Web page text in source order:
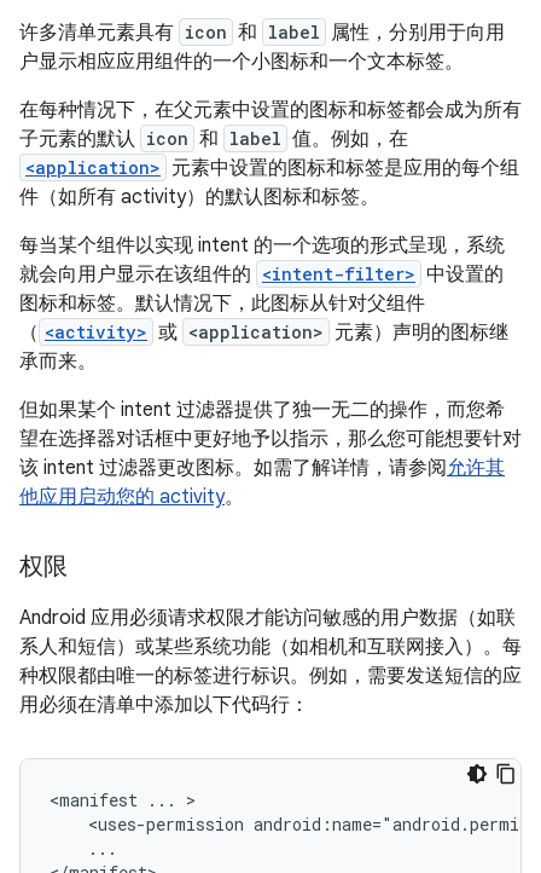
许多清单元素具有 icon 和 label 属性，分别用于向用
户显示相应应用组件的一个小图标和一个文本标签。
在每种情况下，在父元素中设置的图标和标签都会成为所有
子元素的默认 icon 和 label 值。例如，在
<application> 元素中设置的图标和标签是应用的每个组
件（如所有 activity）的默认图标和标签。
每当某个组件以实现 intent 的一个选项的形式呈现，系统
就会向用户显示在该组件的 <intent-filter> 中设置的
图标和标签。默认情况下，此图标从针对父组件
（ <activity> 或 <application> 元素）声明的图标继
承而来。
但如果某个 intent 过滤器提供了独一无二的操作，而您希
望在选择器对话框中更好地予以指示，那么您可能想要针对
该 intent 过滤器更改图标。如需了解详情，请参阅允许其
他应用启动您的 activity。
权限
Android 应用必须请求权限才能访问敏感的用户数据（如联
系人和短信）或某些系统功能（如相机和互联网接入）。每
种权限都由唯一的标签进行标识。例如，需要发送短信的应
用必须在清单中添加以下代码行：
<manifest ...
<uses-permission
...